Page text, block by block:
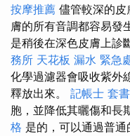
按摩推薦 儘管較深的
膚的所有音調都容易發
是稍後在深色皮膚上診
務所 天花板 漏水 緊急
化學過濾器會吸收紫外
釋放出來。 記帳士 套書
胞，並降低其曬傷和長
格 是的，可以通過普